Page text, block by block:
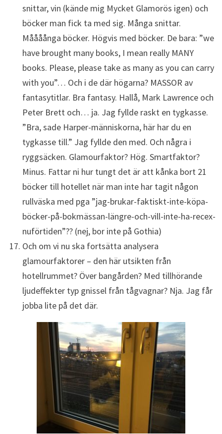
snittar, vin (kände mig Mycket Glamorös igen) och
böcker man fick ta med sig. Många snittar.
Måååånga böcker. Högvis med böcker. De bara: ”we
have brought many books, I mean really MANY
books. Please, please take as many as you can carry
with you”… Och i de där högarna? MASSOR av
fantasytitlar. Bra fantasy. Hallå, Mark Lawrence och
Peter Brett och… ja. Jag fyllde raskt en tygkasse.
”Bra, sade Harper-människorna, här har du en
tygkasse till.” Jag fyllde den med. Och några i
ryggsäcken. Glamourfaktor? Hög. Smartfaktor?
Minus. Fattar ni hur tungt det är att kånka bort 21
böcker till hotellet när man inte har tagit någon
rullväska med pga ”jag-brukar-faktiskt-inte-köpa-
böcker-på-bokmässan-längre-och-vill-inte-ha-recex-
nuförtiden”?? (nej, bor inte på Gothia)
Och om vi nu ska fortsätta analysera
glamourfaktorer – den här utsikten från
hotellrummet? Över bangården? Med tillhörande
ljudeffekter typ gnissel från tågvagnar? Nja. Jag får
jobba lite på det där.